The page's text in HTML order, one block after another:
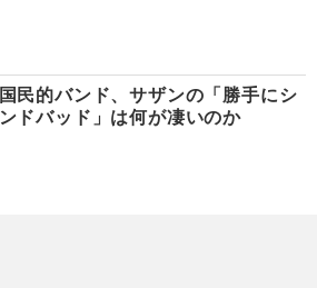
国民的バンド、サザンの「勝手にシ
ンドバッド」は何が凄いのか